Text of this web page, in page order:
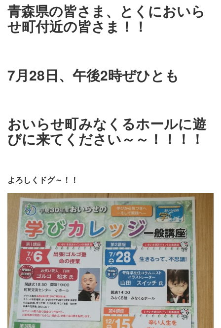
青森県の皆さま、とくにおいら
せ町付近の皆さま！！
7月28日、午後2時ぜひとも
おいらせ町みなくるホールに遊
びに来てください～～！！！！
よろしくドグ～！！